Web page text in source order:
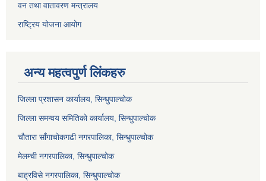
वन तथा वातावरण मन्त्रालय
राष्ट्रिय योजना आयोग
अन्य महत्वपुर्ण लिंकहरु
जिल्ला प्रशासन कार्यालय, सिन्धुपाल्चोक
जिल्ला समन्वय समितिको कार्यालय, सिन्धुपाल्चोक
चौतारा साँगाचोकगढी नगरपालिका, सिन्धुपाल्चोक
मेलम्ची नगरपालिका, सिन्धुपाल्चोक
बाह्रविसे नगरपालिका, सिन्धुपाल्चोक